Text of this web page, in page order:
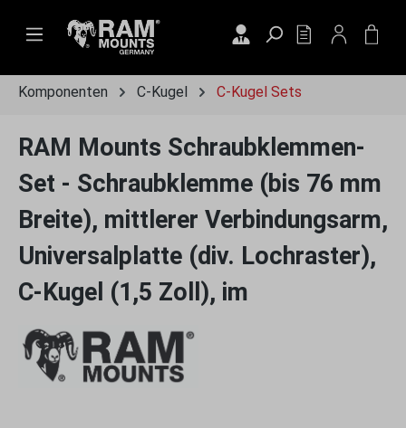
Zum Hauptinhalt springen
DU HAST 0
Komponenten C-Kugel C-Kugel Sets
RAM Mounts Schraubklemmen-
Set - Schraubklemme (bis 76 mm
Breite), mittlerer Verbindungsarm,
Universalplatte (div. Lochraster),
C-Kugel (1,5 Zoll), im